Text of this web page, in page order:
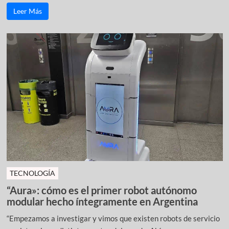
Leer Más
TECNOLOGÍA
“Aura»: cómo es el primer robot autónomo
modular hecho íntegramente en Argentina
“Empezamos a investigar y vimos que existen robots de servicio